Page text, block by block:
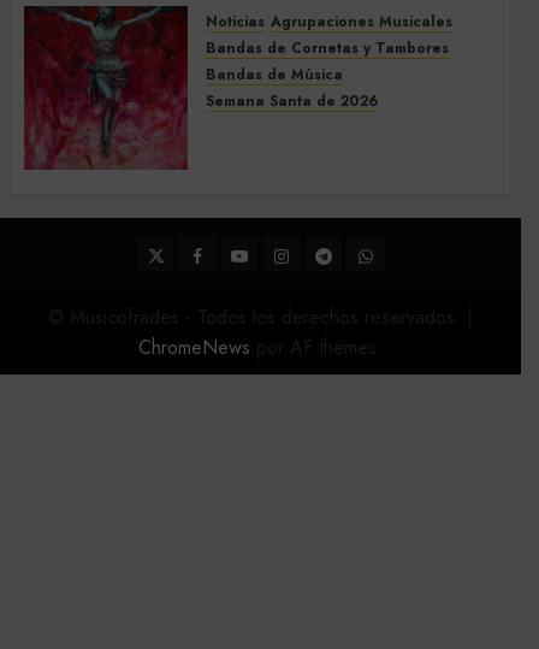
Noticias Agrupaciones Musicales
Bandas de Cornetas y Tambores
Bandas de Música
Semana Santa de 2026
22 DE FEBRERO DE 2026
0
TwitterFacebook
YoutubeInstagram
TelegramWhatsApp
ChromeNews